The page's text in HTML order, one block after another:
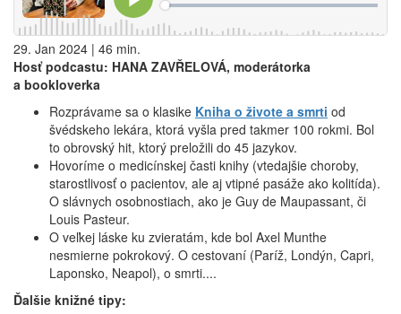
29. Jan 2024 | 46 min.
Hosť podcastu: HANA ZAVŘELOVÁ, moderátorka
a bookloverka
Rozprávame sa o klasike Kniha o živote a smrti od
švédskeho lekára, ktorá vyšla pred takmer 100 rokmi. Bol
to obrovský hit, ktorý preložili do 45 jazykov.
Hovoríme o medicínskej časti knihy (vtedajšie choroby,
starostlivosť o pacientov, ale aj vtipné pasáže ako kolitída).
O slávnych osobnostiach, ako je Guy de Maupassant, či
Louis Pasteur.
O veľkej láske ku zvieratám, kde bol Axel Munthe
nesmierne pokrokový. O cestovaní (Paríž, Londýn, Capri,
Laponsko, Neapol), o smrti....
Ďalšie knižné tipy: